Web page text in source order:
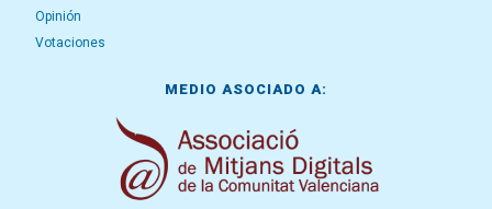
Opinión
Votaciones
MEDIO ASOCIADO A: